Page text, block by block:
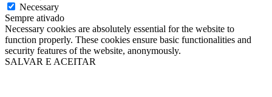
Necessary
Sempre ativado
Necessary cookies are absolutely essential for the website to
function properly. These cookies ensure basic functionalities and
security features of the website, anonymously.
SALVAR E ACEITAR